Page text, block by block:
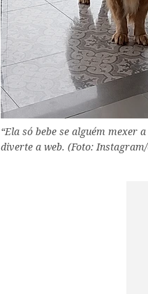
“Ela só bebe se alguém mexer
diverte a web. (Foto: